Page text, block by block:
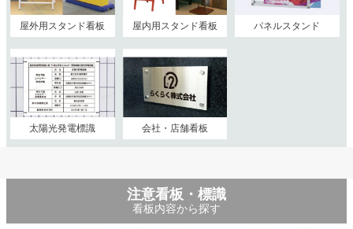
屋外用スタンド看板 屋内用スタンド看板 パネルスタンド
太陽光発電標識 会社・店舗看板
注意看板・標識
看板内容から探す